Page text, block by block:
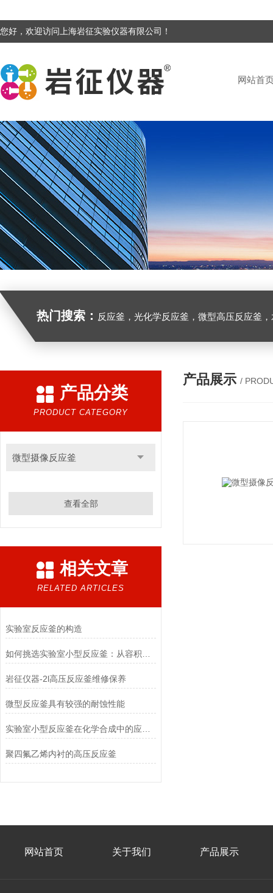
您好，欢迎访问上海岩征实验仪器有限公司！
网站首
热门搜索： 反应釜，光化学反应釜，微型高压反应釜
产品分类
PRODUCT CATEGORY
微型摄像反应釜
查看全部
相关文章
RELATED ARTICLES
实验室反应釜的构造
岩征仪器-2l高压反应釜维修保养
微型反应釜具有较强的耐蚀性能
聚四氟乙烯内衬的高压反应釜
产品展示 /
网站首页 关于我们 产品展示